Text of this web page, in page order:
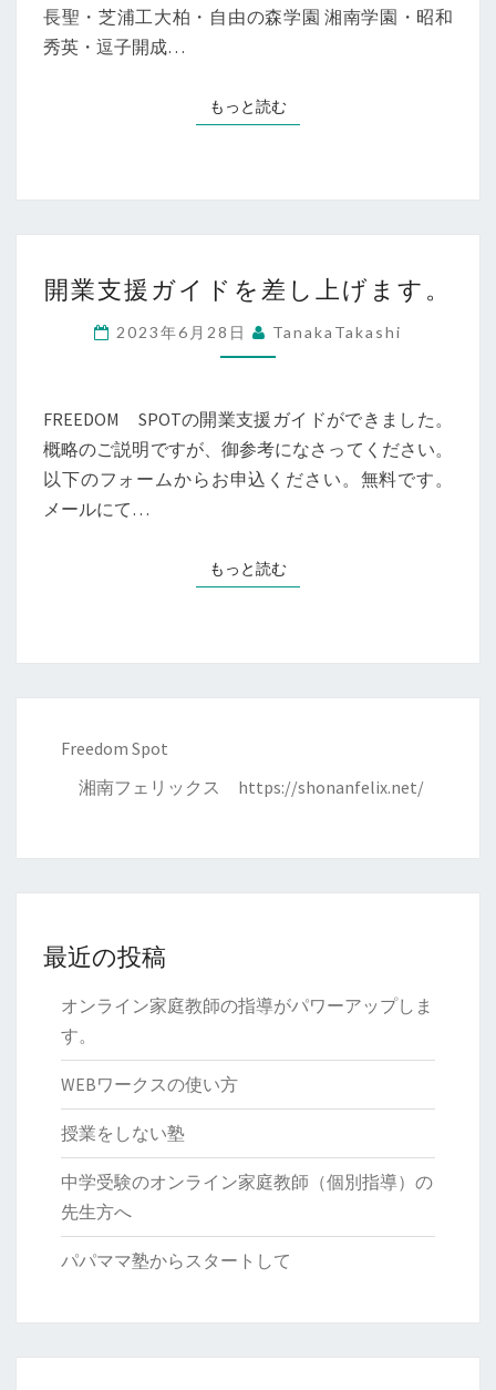
長聖・芝浦工大柏・自由の森学園 湘南学園・昭和
秀英・逗子開成…
もっと読むもっと読む
業
支
援
イ
ド
を
上
開業支援ガイドを差し上げます。
2023年6月28日 TanakaTakashi
FREEDOM SPOTの開業支援ガイドができました。
概略のご説明ですが、御参考になさってください。
以下のフォームからお申込ください。無料です。
メールにて…
もっと読むもっと読む
Freedom Spot
湘南フェリックス https://shonanfelix.net/
最近の投稿
オンライン家庭教師の指導がパワーアップしま
す。
WEBワークスの使い方
授業をしない塾
中学受験のオンライン家庭教師（個別指導）の
先生方へ
パパママ塾からスタートして